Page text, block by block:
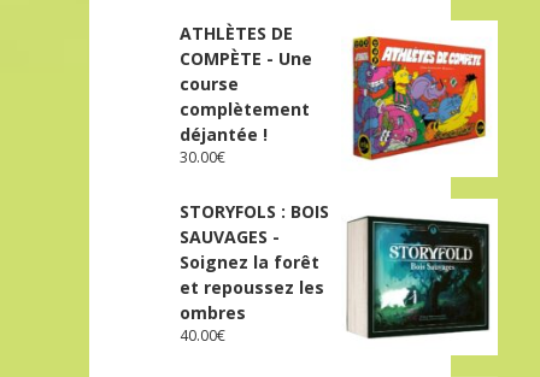
ATHLÈTES DE
COMPÈTE - Une
course
complètement
déjantée !
30.00€
STORYFOLS : BOIS
SAUVAGES -
Soignez la forêt
et repoussez les
ombres
40.00€